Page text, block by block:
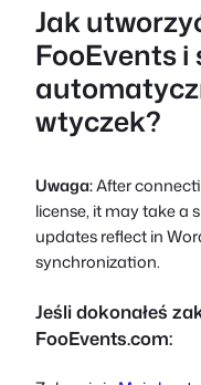
Jak
FooEvents
wtyczek?
Uwaga:After
license, it may take a
updates reflect in
synchronization.
Jeśli dokonałeś
FooEvents.com: